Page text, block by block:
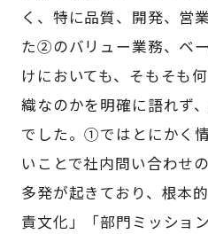
く、特に品質、開発、営
た②のバリュー業務、ベ
けにおいても、そもそも
織なのかを明確に語れず
でした。①ではとにかく
いことで社内問い合わせ
多発が起きており、根本
責文化」「部門ミッショ